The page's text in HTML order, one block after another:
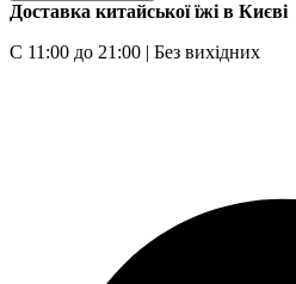
Доставка китайської їжі в Києві
С 11:00 до 21:00 | Без вихідних